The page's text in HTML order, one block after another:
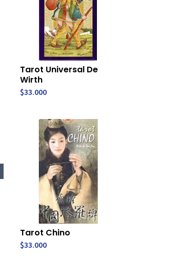
Tarot Universal De
Wirth
$33.000
Tarot Chino
$33.000